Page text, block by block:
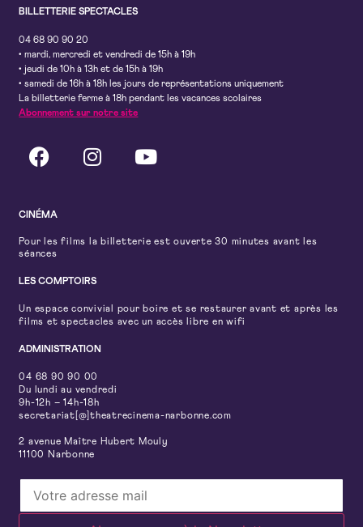
BILLETTERIE SPECTACLES
04 68 90 90 20
• mardi, mercredi et vendredi de 15h à 19h
• jeudi de 10h à 13h et de 15h à 19h
• samedi de 16h à 18h les jours de représentations uniquement
La billetterie ferme à 18h pendant les vacances scolaires
Abonnement sur notre site
CINÉMA
Pour les films la billetterie est ouverte 30 minutes avant les
séances
LES COMPTOIRS
Un espace convivial pour boire et se restaurer avant et après les
films et spectacles avec un accès libre en wifi
ADMINISTRATION
04 68 90 90 00
Du lundi au vendredi
9h-12h – 14h-18h
secretariat[@]theatrecinema-narbonne.com
2 avenue Maître Hubert Mouly
11100 Narbonne